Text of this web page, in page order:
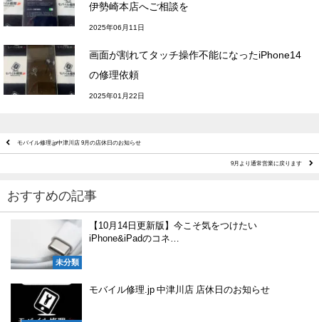
伊勢崎本店へご相談を
2025年06月11日
画面が割れてタッチ操作不能になったiPhone14
の修理依頼
2025年01月22日
モバイル修理.jp中津川店 9月の店休日のお知らせ
9月より通常営業に戻ります
おすすめの記事
未分類
【10月14日更新版】今こそ気をつけたい
iPhone&iPadのコネ…
モバイル修理.jp 中津川店 店休日のお知らせ